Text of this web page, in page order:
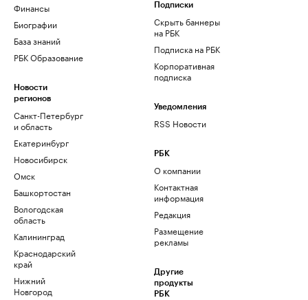
Финансы
Биографии
База знаний
РБК Образование
Новости
регионов
Санкт-Петербург
и область
Екатеринбург
Новосибирск
Омск
Башкортостан
Вологодская
область
Калининград
Краснодарский
край
Нижний
Новгород
Подписки
Скрыть баннеры
на РБК
Подписка на РБК
Корпоративная
подписка
Уведомления
RSS Новости
РБК
О компании
Контактная
информация
Редакция
Размещение
рекламы
Другие
продукты
РБК